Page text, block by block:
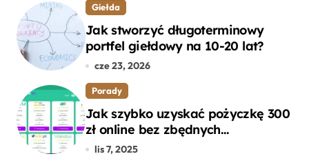
Giełda
Jak stworzyć długoterminowy
portfel giełdowy na 10-20 lat?
cze 23, 2026
Porady
Jak szybko uzyskać pożyczkę 300
zł online bez zbędnych
formalności?
lis 7, 2025